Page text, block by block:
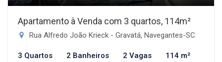
Apartamento à Venda com 3 quartos, 114m²
Rua Alfredo João Krieck - Gravatá, Navegantes-SC
3 Quartos 2 Banheiros 2 Vagas 114 m²